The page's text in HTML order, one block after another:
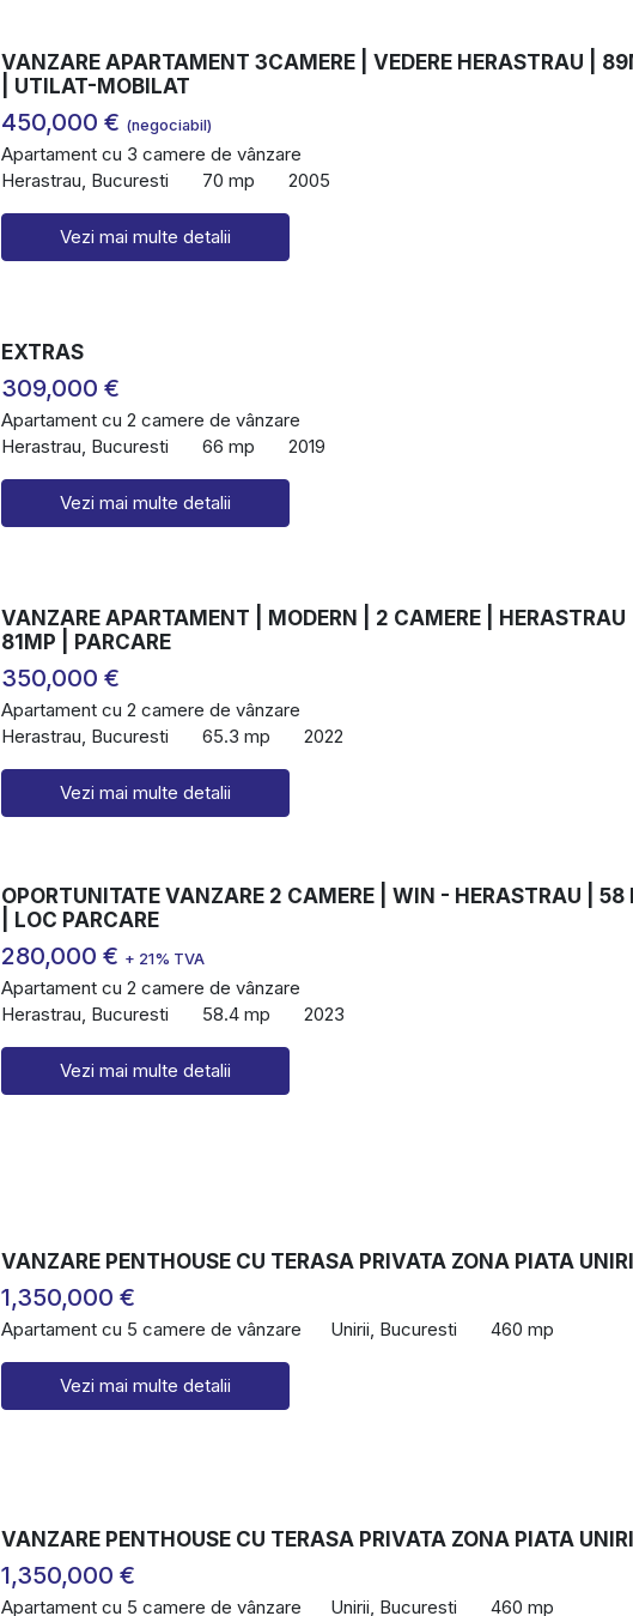
VANZARE APARTAMENT 3CAMERE | VEDERE HERASTRAU |
| UTILAT-MOBILAT
450,000 € (negociabil)
Apartament cu 3 camere de vânzare
Herastrau, Bucuresti
70 mp 2005
Vezi mai multe detalii
EXTRAS
309,000 €
Apartament cu 2 camere de vânzare
Herastrau, Bucuresti
66 mp 2019
Vezi mai multe detalii
VANZARE APARTAMENT | MODERN | 2 CAMERE | HERASTRAU
81MP | PARCARE
350,000 €
Apartament cu 2 camere de vânzare
Herastrau, Bucuresti
65.3 mp 2022
Vezi mai multe detalii
OPORTUNITATE VANZARE 2 CAMERE | WIN - HERASTRAU | 58
| LOC PARCARE
280,000 € + 21% TVA
Apartament cu 2 camere de vânzare
Herastrau, Bucuresti
58.4 mp 2023
Vezi mai multe detalii
VANZARE PENTHOUSE CU TERASA PRIVATA ZONA PIATA
1,350,000 €
Apartament cu 5 camere de vânzare Unirii, Bucuresti 460 mp
Vezi mai multe detalii
VANZARE PENTHOUSE CU TERASA PRIVATA ZONA PIATA
1,350,000 €
Apartament cu 5 camere de vânzare Unirii, Bucuresti 460 mp